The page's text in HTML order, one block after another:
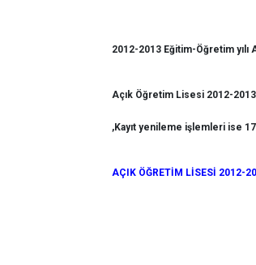
2012-2013 Eğitim-Öğretim yılı
Açık Öğretim Lisesi 2012-
,Kayıt yenileme işlemleri ise
AÇIK ÖĞRETİM LİSESİ 2012-